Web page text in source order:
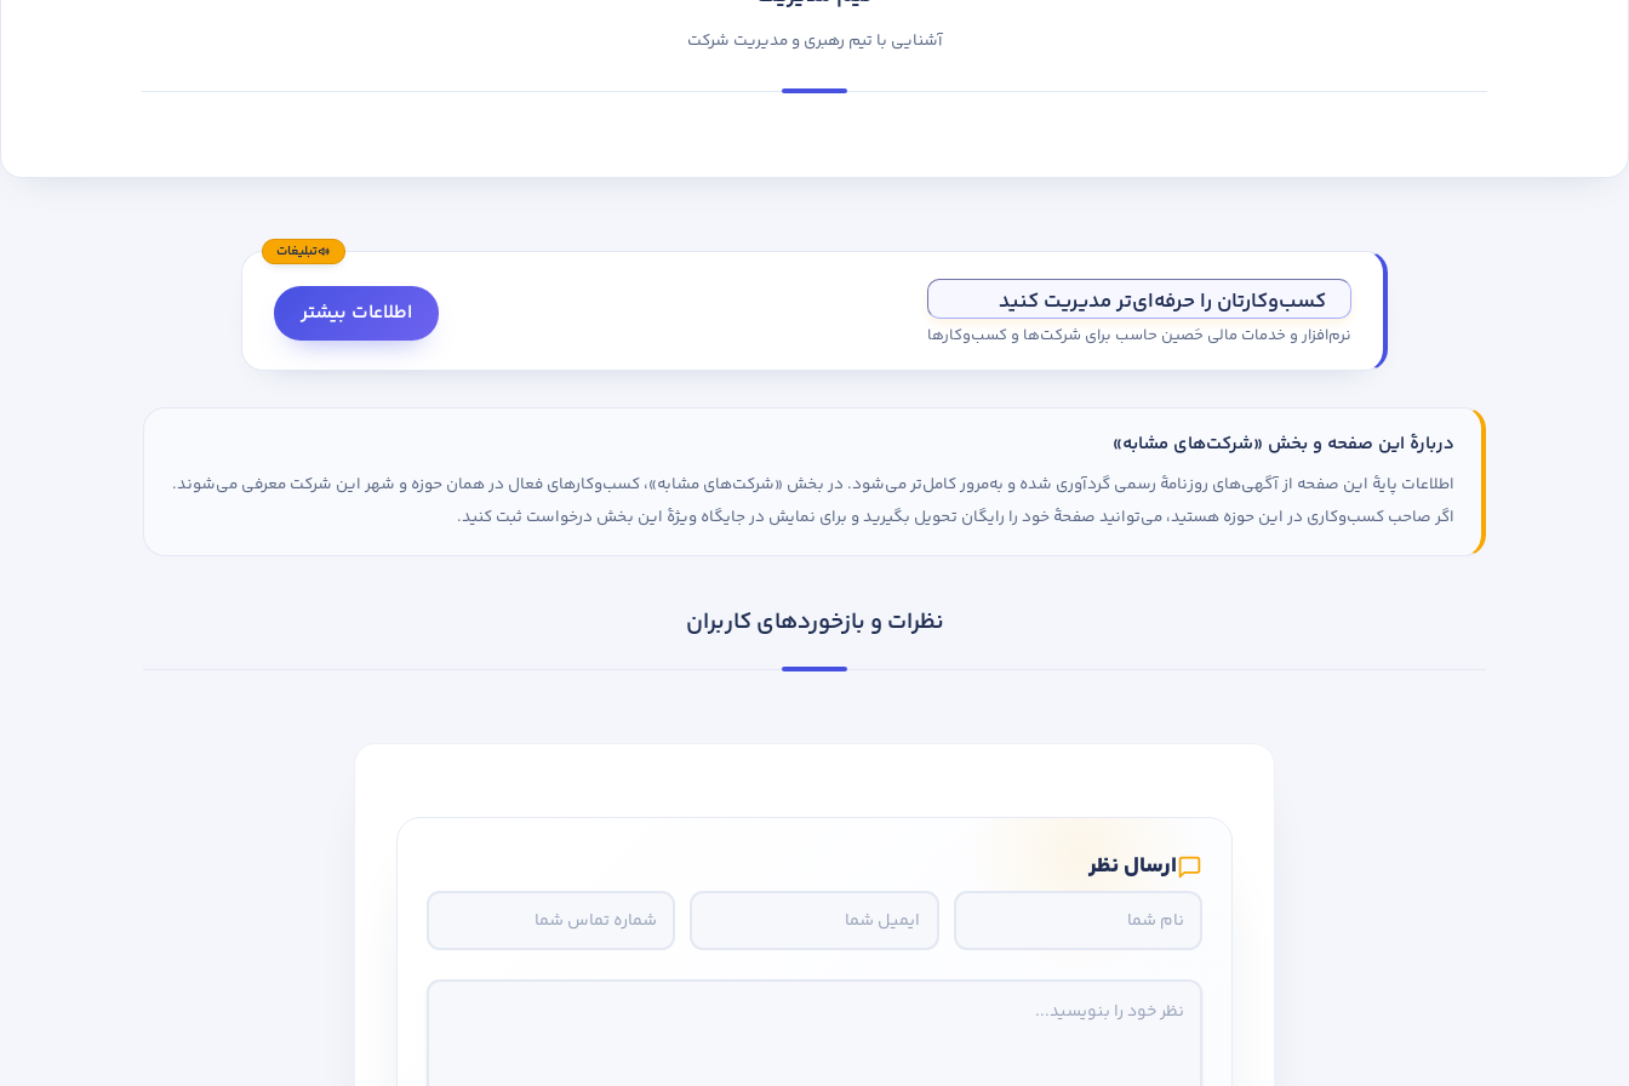
آشنایی با تیم رهبری و مدیریت شرکت
تبلیغات
کسب‌وکارتان را حرفه‌ای‌تر مدیریت کنید
نرم‌افزار و خدمات مالی حَصین حاسب برای شرکت‌ها و کسب‌وکارها
اطلاعات بیشتر
دربارهٔ این صفحه و بخش «شرکت‌های مشابه»
اطلاعات پایهٔ این صفحه از آگهی‌های روزنامهٔ رسمی گردآوری شده و به‌مرور کامل‌تر می‌شود. در بخش «شرکت‌های مشابه»، کسب‌وکارهای فعال در همان حوزه و شهر این شرکت معرفی می‌شوند.
اگر صاحب کسب‌وکاری در این حوزه هستید، می‌توانید صفحهٔ خود را رایگان تحویل بگیرید و برای نمایش در جایگاه ویژهٔ این بخش درخواست ثبت کنید.
نظرات و بازخوردهای کاربران
ارسال نظر